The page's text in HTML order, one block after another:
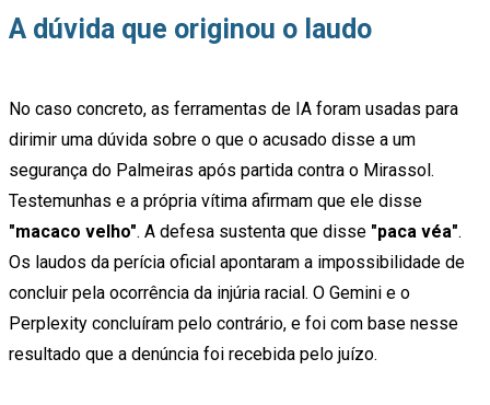
A dúvida que originou o laudo
No caso concreto, as ferramentas de IA foram usadas para
dirimir uma dúvida sobre o que o acusado disse a um
segurança do Palmeiras após partida contra o Mirassol.
Testemunhas e a própria vítima afirmam que ele disse
"macaco velho". A defesa sustenta que disse "paca véa".
Os laudos da perícia oficial apontaram a impossibilidade de
concluir pela ocorrência da injúria racial. O Gemini e o
Perplexity concluíram pelo contrário, e foi com base nesse
resultado que a denúncia foi recebida pelo juízo.